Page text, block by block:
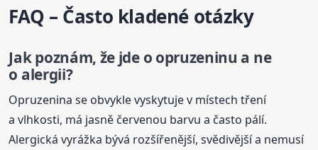
FAQ – Často kladené otázky
Jak poznám, že jde o opruzeninu a ne
o alergii?
Opruzenina se obvykle vyskytuje v místech tření
a vlhkosti, má jasně červenou barvu a často pálí.
Alergická vyrážka bývá rozšířenější, svědivější a nemusí